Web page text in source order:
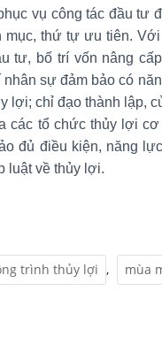
vụ công tác đầu tư
thứ tự ưu tiên.
tư, bố trí vốn nâng
nhân sự đảm bảo có
lợi; chỉ đạo thành lập,
các tổ chức thủy lợi
đủ điều kiện, năng
luật về thủy lợi.
trình thủy lợi , mùa